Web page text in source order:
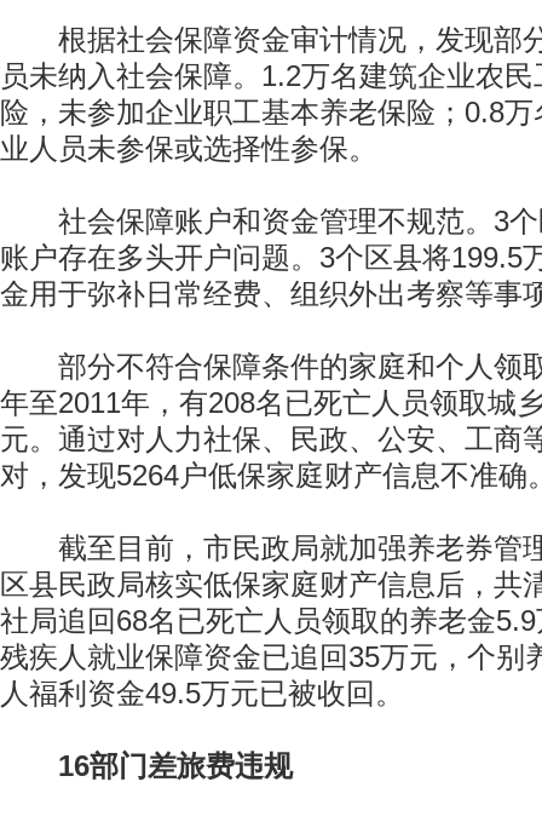
根据社会保障资金审计情况，发现部
员未纳入社会保障。1.2万名建筑企业农
险，未参加企业职工基本养老保险；0.8
业人员未参保或选择性参保。
社会保障账户和资金管理不规范。3个
账户存在多头开户问题。3个区县将199.5
金用于弥补日常经费、组织外出考察等事
部分不符合保障条件的家庭和个人领
年至2011年，有208名已死亡人员领取城
元。通过对人力社保、民政、公安、工商
对，发现5264户低保家庭财产信息不准确
截至目前，市民政局就加强养老券管
区县民政局核实低保家庭财产信息后，共
社局追回68名已死亡人员领取的养老金
残疾人就业保障资金已追回35万元，个别
人福利资金49.5万元已被收回。
16部门差旅费违规